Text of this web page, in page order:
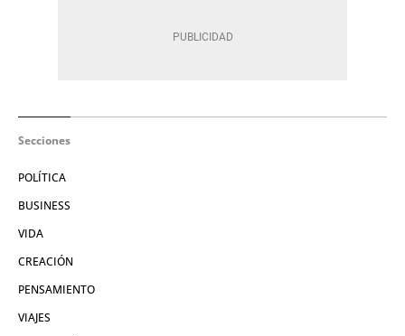
Secciones
POLÍTICA
BUSINESS
VIDA
CREACIÓN
PENSAMIENTO
VIAJES